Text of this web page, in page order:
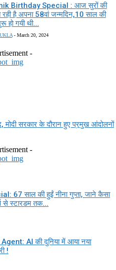
Birthday Special : आज सुरों की
रही है अपना 58वां जन्मदिन,10 साल की
हो गयी थी...
- March 20, 2024
-
मोदी सरकार के दौरान हुए प्रमुख आंदोलनों
-
साल की हुईं नीना गुप्ता, जाने कैसा
से स्टारडम तक...
AI की दुनिया में आया नया
!